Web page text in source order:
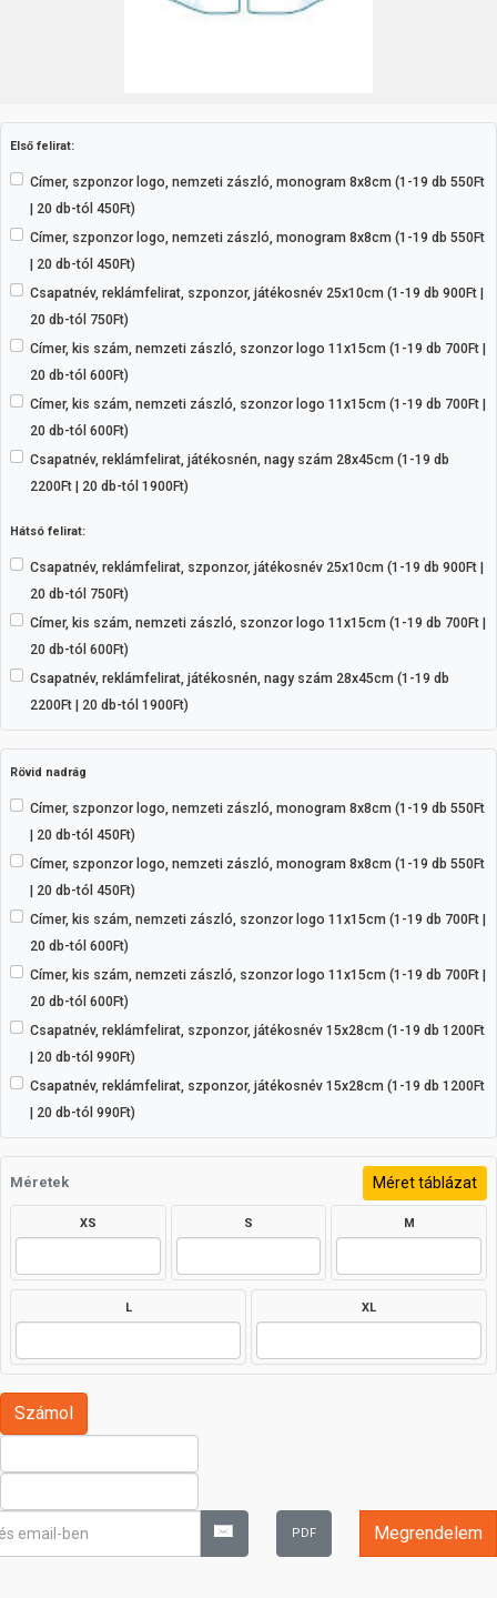
Első felirat:
Címer, szponzor logo, nemzeti zászló, monogram 8x8cm (1-19 db 550Ft
| 20 db-tól 450Ft)
Címer, szponzor logo, nemzeti zászló, monogram 8x8cm (1-19 db 550Ft
| 20 db-tól 450Ft)
Csapatnév, reklámfelirat, szponzor, játékosnév 25x10cm (1-19 db 900Ft |
20 db-tól 750Ft)
Címer, kis szám, nemzeti zászló, szonzor logo 11x15cm (1-19 db 700Ft |
20 db-tól 600Ft)
Címer, kis szám, nemzeti zászló, szonzor logo 11x15cm (1-19 db 700Ft |
20 db-tól 600Ft)
Csapatnév, reklámfelirat, játékosnén, nagy szám 28x45cm (1-19 db
2200Ft | 20 db-tól 1900Ft)
Hátsó felirat:
Csapatnév, reklámfelirat, szponzor, játékosnév 25x10cm (1-19 db 900Ft |
20 db-tól 750Ft)
Címer, kis szám, nemzeti zászló, szonzor logo 11x15cm (1-19 db 700Ft |
20 db-tól 600Ft)
Csapatnév, reklámfelirat, játékosnén, nagy szám 28x45cm (1-19 db
2200Ft | 20 db-tól 1900Ft)
Rövid nadrág
Címer, szponzor logo, nemzeti zászló, monogram 8x8cm (1-19 db 550Ft
| 20 db-tól 450Ft)
Címer, szponzor logo, nemzeti zászló, monogram 8x8cm (1-19 db 550Ft
| 20 db-tól 450Ft)
Címer, kis szám, nemzeti zászló, szonzor logo 11x15cm (1-19 db 700Ft |
20 db-tól 600Ft)
Címer, kis szám, nemzeti zászló, szonzor logo 11x15cm (1-19 db 700Ft |
20 db-tól 600Ft)
Csapatnév, reklámfelirat, szponzor, játékosnév 15x28cm (1-19 db 1200Ft
| 20 db-tól 990Ft)
Csapatnév, reklámfelirat, szponzor, játékosnév 15x28cm (1-19 db 1200Ft
| 20 db-tól 990Ft)
Méretek Méret táblázat
XS S M
L XL
Megrendelem